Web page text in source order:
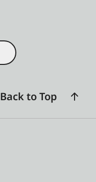
Back to Top